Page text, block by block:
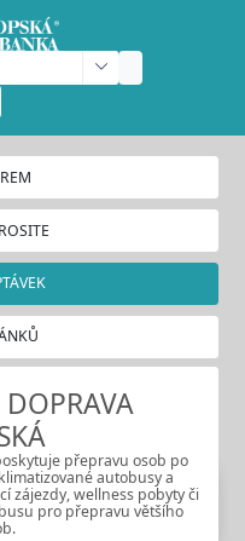
přepravu osob po
autobusy a
zájezdy, wellness pobyty či
pro přepravu většího